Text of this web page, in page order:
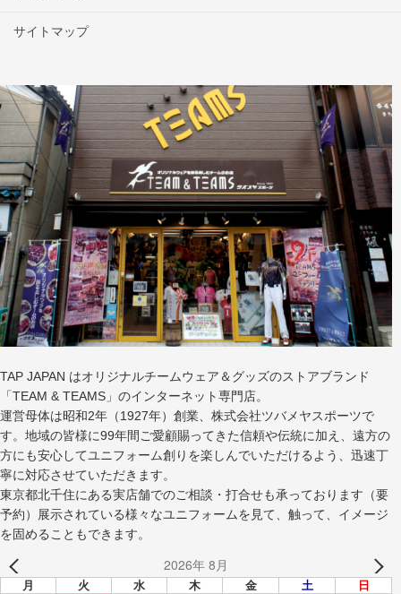
サイトマップ
TAP JAPAN はオリジナルチームウェア＆グッズのストアブランド
「TEAM & TEAMS」のインターネット専門店。
運営母体は昭和2年（1927年）創業、株式会社ツバメヤスポーツで
す。地域の皆様に99年間ご愛顧賜ってきた信頼や伝統に加え、遠方の
方にも安心してユニフォーム創りを楽しんでいただけるよう、迅速丁
寧に対応させていただきます。
東京都北千住にある実店舗でのご相談・打合せも承っております（要
予約）展示されている様々なユニフォームを見て、触って、イメージ
を固めることもできます。
2026年 8月
月 火 水 木 金 土 日